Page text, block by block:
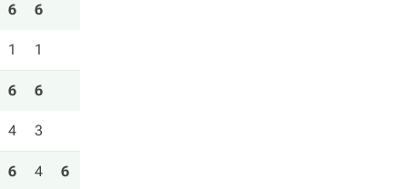
6 6
1 1
6 6
4 3
6 4 6